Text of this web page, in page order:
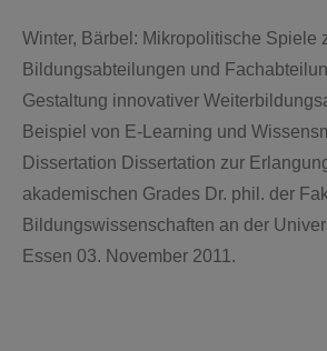
Winter, Bärbel: Mikropolitische Spiele
Bildungsabteilungen und
Gestaltung innovativer
Beispiel von E-Learning und
Dissertation Dissertation zur
akademischen Grades Dr. phil. der
Bildungswissenschaften an der
Essen 03. November 2011.